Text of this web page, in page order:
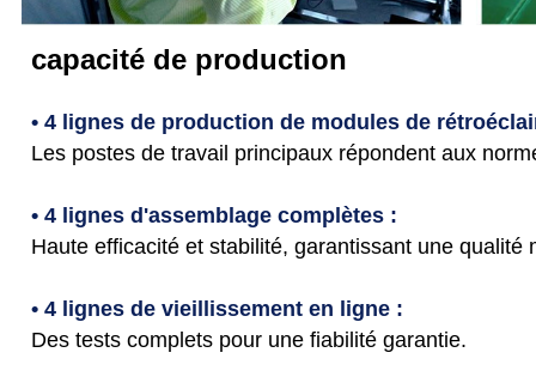
capacité de production
• 4 lignes de production de modules de
Les postes de travail principaux répondent aux
• 4 lignes d'assemblage complètes :
Haute efficacité et stabilité, garantissant une qualité
• 4 lignes de vieillissement en ligne :
Des tests complets pour une fiabilité garantie.